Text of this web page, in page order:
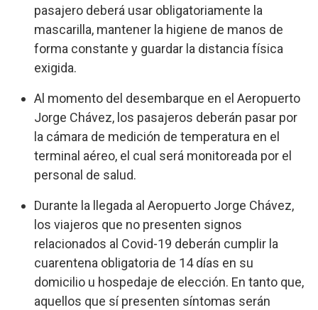
pasajero deberá usar obligatoriamente la
mascarilla, mantener la higiene de manos de
forma constante y guardar la distancia física
exigida.
Al momento del desembarque en el Aeropuerto
Jorge Chávez, los pasajeros deberán pasar por
la cámara de medición de temperatura en el
terminal aéreo, el cual será monitoreada por el
personal de salud.
Durante la llegada al Aeropuerto Jorge Chávez,
los viajeros que no presenten signos
relacionados al Covid-19 deberán cumplir la
cuarentena obligatoria de 14 días en su
domicilio u hospedaje de elección. En tanto que,
aquellos que sí presenten síntomas serán